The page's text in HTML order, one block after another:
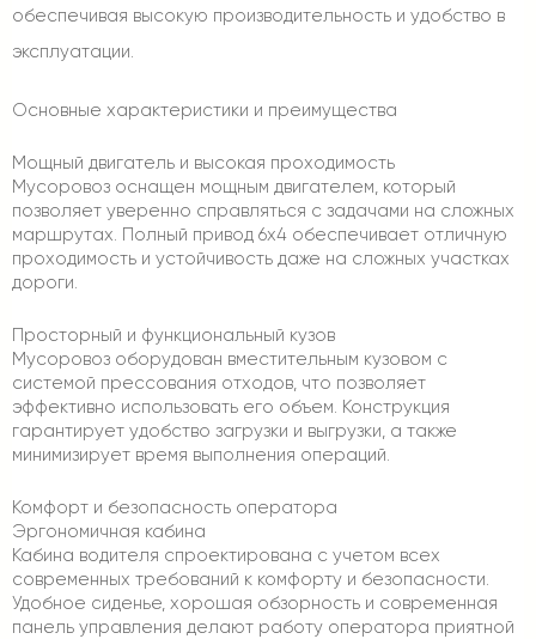
обеспечивая высокую производительность и удобство в
эксплуатации.
Основные характеристики и преимущества
Мощный двигатель и высокая проходимость
Мусоровоз оснащен мощным двигателем, который
позволяет уверенно справляться с задачами на сложных
маршрутах. Полный привод 6х4 обеспечивает отличную
проходимость и устойчивость даже на сложных участках
дороги.
Просторный и функциональный кузов
Мусоровоз оборудован вместительным кузовом с
системой прессования отходов, что позволяет
эффективно использовать его объем. Конструкция
гарантирует удобство загрузки и выгрузки, а также
минимизирует время выполнения операций.
Комфорт и безопасность оператора
Эргономичная кабина
Кабина водителя спроектирована с учетом всех
современных требований к комфорту и безопасности.
Удобное сиденье, хорошая обзорность и современная
панель управления делают работу оператора приятной